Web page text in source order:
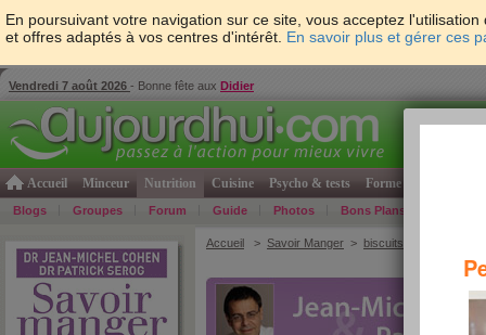
En poursuivant votre navigation sur ce site, vous acceptez
et offres adaptés à vos centres d'intérêt. En savoir plus et gérer ces
Vendredi 7 août 2026 - Bonne fête aux Didier
Accueil Minceur Nutrition Cuisine Psycho & tests Forme & santé
Blogs Groupes Forum Guide Photos Bons Plans
Accueil > Savoir Manger > biscuits